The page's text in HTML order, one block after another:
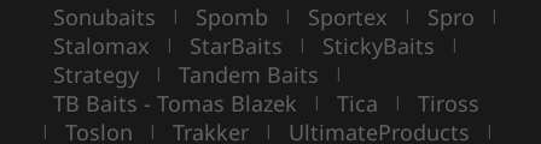
Sonubaits | Spomb | Sportex | Spro |
Stalomax | StarBaits | StickyBaits |
Strategy | Tandem Baits |
TB Baits - Tomas Blazek | Tica | Tiross
| Toslon | Trakker | UltimateProducts |